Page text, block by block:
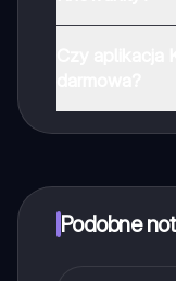
które również
oferujemy
Podobne